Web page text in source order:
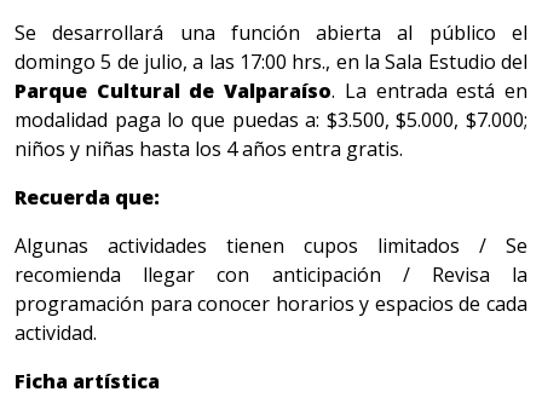
Se desarrollará una función abierta al público el
domingo 5 de julio, a las 17:00 hrs., en la Sala Estudio del
Parque Cultural de Valparaíso. La entrada está en
modalidad paga lo que puedas a: $3.500, $5.000, $7.000;
niños y niñas hasta los 4 años entra gratis.
Recuerda que:
Algunas actividades tienen cupos limitados / Se
recomienda llegar con anticipación / Revisa la
programación para conocer horarios y espacios de cada
actividad.
Ficha artística